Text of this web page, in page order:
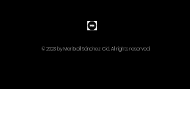
© 2023 by Meritxell Sánchez Cid. All rights reserved.